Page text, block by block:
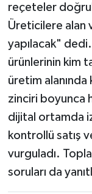
reçeteler
Üreticilere alan
yapılacak"
ürünlerinin kim
üretim alanında
zinciri boyunca
dijital ortamda
kontrollü satış
vurguladı.
soruları da